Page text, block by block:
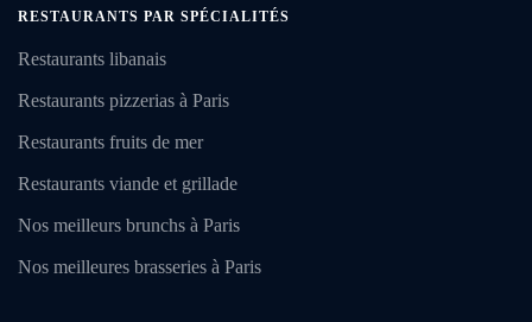
RESTAURANTS PAR SPÉCIALITÉS
Restaurants libanais
Restaurants pizzerias à Paris
Restaurants fruits de mer
Restaurants viande et grillade
Nos meilleurs brunchs à Paris
Nos meilleures brasseries à Paris